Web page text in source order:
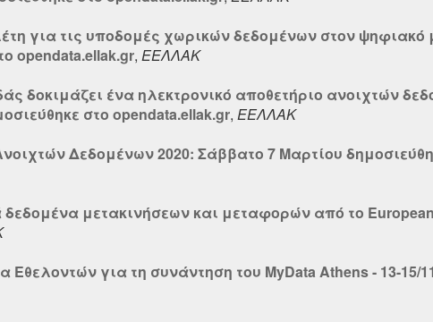
για τις υποδομές χωρικών δεδομένων στον
opendata.ellak.gr, ΕΕΛΛΑΚ
δοκιμάζει ένα ηλεκτρονικό αποθετήριο ανοιχτών
στο opendata.ellak.gr, ΕΕΛΛΑΚ
Δεδομένων 2020: Σάββατο 7 Μαρτίου
μετακινήσεων και μεταφορών από το
για τη συνάντηση του MyData Athens - 13-15/